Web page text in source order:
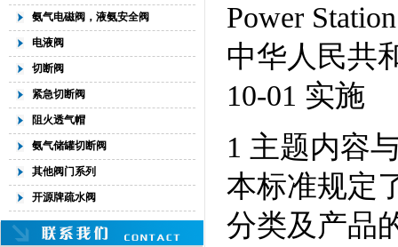
氨气电磁阀，液氨安全阀
电液阀
切断阀
紧急切断阀
阻火透气帽
氨气储罐切断阀
其他阀门系列
开源牌疏水阀
Power Station
中华人民共
10-01 实施
1 主题内容
本标准规定
分类及产品